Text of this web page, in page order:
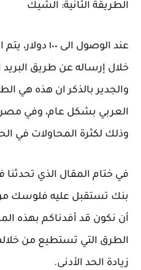
الطريقة الثانية: الشيك
عند الوصول الى
خلال إرساله عن طريق البريد
والجدير بالذكر ان هذه هي
العربي بشكل عام، وفي
وذلك لكثرة المحاولات في
في ختام المقال الذي
بنك تستقبل عليه فلوسك
أن نكون قد أفدناكم بهذه
الطرق التي تستطيع من
زيادة الحد الأدنى.